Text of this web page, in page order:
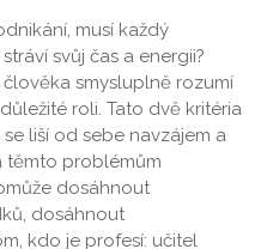
musí každý
svůj čas a energii?
smysluplně rozumí
roli. Tato dvě kritéria
se liší od sebe navzájem a
těmto problémům
dosáhnout
dosáhnout
kdo je profesí: učitel